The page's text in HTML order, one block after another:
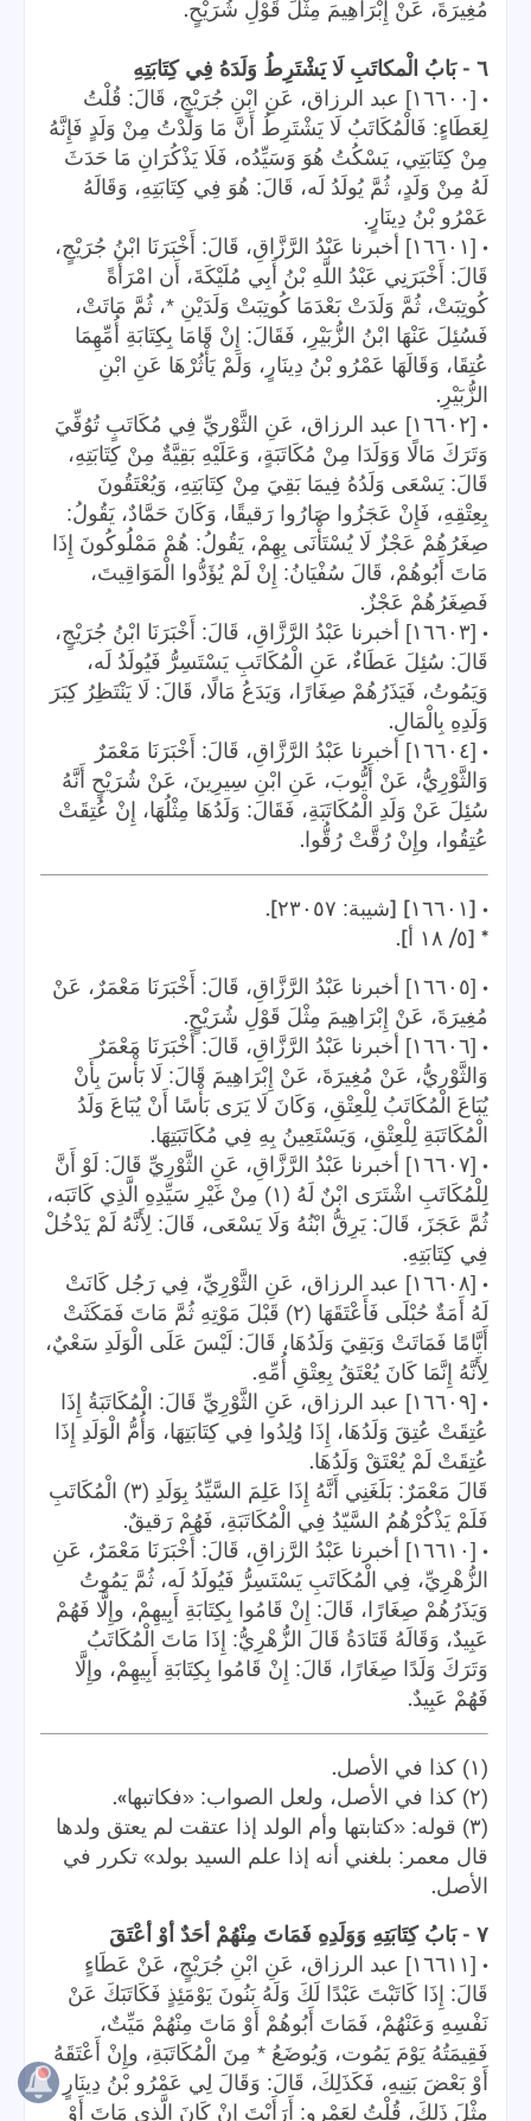
مُغِيرَةَ، عَنْ إِبْرَاهِيمَ مِثْلَ قَوْلِ شُرَيْحٍ.
٦ -بَابُ الْمكاتَبِ لَا يَشْتَرِطُ وَلَدَهُ فِي كِتَابَتِهِ
•
[١٦٦٠٠] عبد الرزاق، عَنِ ابْنِ جُرَيْجٍ، قَالَ: قُلْتُ
لِعَطَاءٍ: فَالْمُكَاتَبُ لَا يَشْتَرِطُ أَنَّ مَا وَلَدْتُ مِنْ وَلَدٍ فَإِنَّهُ
مِنْ كِتَابَتِي، يَسْكُتُ هُوَ وَسَيِّدُه، فَلَا يَذْكُرَانِ مَا حَدَثَ
لَهُ مِنْ وَلَدٍ، ثُمَّ يُولَدُ لَه، قَالَ: هُوَ فِي كِتَابَتِهِ، وَقَالَهُ
عَمْرُو بْنُ دِينَارٍ .
•
[١٦٦٠١] أخبرنا عَبْدُ الرَّزَّاقِ، قَالَ: أَخْبَرَنَا ابْنُ جُرَيْجٍ،
قَالَ: أَخْبَرَنِي عَبْدُ اللَّهِ بْنُ أَبِي مُلَيْكَةَ، أَن امْرَأَةً
كُوتِبَتْ، ثُمَّ وَلَدَتْ بَعْدَمَا كُوتِبَتْ وَلَدَيْنِ *، ثُمَّ مَاتَتْ،
فَسُئِلَ عَنْهَا ابْنُ الزُّبَيْرِ، فَقَالَ: إِنْ قَامَا بِكِتَابَةِ أُمِّهِمَا
عُتِقَا، وَقَالَهَا عَمْرُو بْنُ دِينَارٍ، وَلَمْ يَأْثُرْهَا عَنِ ابْنِ
الزُّبَيْرِ .
•
[١٦٦٠٢] عبد الرزاق، عَنِ الثَّوْريِّ فِي مُكَاتَبٍ تُوُفِّيَ
وَتَرَكَ مَالًا وَوَلَدَا مِنْ مُكَاتَبَةٍ، وَعَلَيْهِ بَقِيَّةٌ مِنْ كِتَابَتِهِ،
قَالَ: يَسْعَى وَلَدُهُ فِيمَا بَقِيَ مِنْ كِتَابَتِهِ، وَيُعْتَقُونَ
بِعِتْقِهِ، فَإِنْ عَجَزُوا صَارُوا رَقيقًا، وَكَانَ حَمَّادٌ، يَقُولُ:
صِغَرُهُمْ عَجْزٌ لَا يُسْتَأْنَى بِهِمْ، يَقُولُ: هُمْ مَمْلُوكُونَ إِذَا
مَاتَ أَبُوهُمْ، قَالَ سُفْيَانُ: إِنْ لَمْ يُؤَدُّوا الْمَوَاقِيتَ،
فَصِغَرُهُمْ عَجْزٌ .
•
[١٦٦٠٣] أخبرنا عَبْدُ الرَّزَّاقِ، قَالَ: أَخْبَرَنَا ابْنُ جُرَيْجٍ،
قَالَ: سُئِلَ عَطَاءٌ، عَنِ الْمُكَاتَبِ يَسْتَسِرُّ فَيُولَدُ لَه،
وَيَمُوتُ، فَيَذَرُهُمْ صِغَارًا، وَيَدَعُ مَالًا، قَالَ: لَا يَنْتَظِرُ كِبَرَ
وَلَدِهِ بِالْمَالِ.
•
[١٦٦٠٤] أخبرنا عَبْدُ الرَّزَّاقِ، قَالَ: أَخْبَرَنَا مَعْمَرٌ
وَالثَّوْرِيُّ، عَنْ أَيُّوبَ، عَنِ ابْنِ سِيرِينَ، عَنْ شُرَيْحٍ أَنَّهُ
سُئِلَ عَنْ وَلَدِ الْمُكَاتَبَةِ، فَقَالَ: وَلَدُهَا مِثْلُهَا، إِنْ عُتِقَتْ
عُتِقُوا، وإِنْ رُقَّتْ رُقُّوا.
• [١٦٦٠١] [شيبة: ٢٣٠٥٧
].
* [٥/ ١٨ أ].
•
[١٦٦٠٥] أخبرنا عَبْدُ الرَّزَّاقِ، قَالَ: أَخْبَرَنَا مَعْمَرٌ، عَنْ
مُغِيرَةَ، عَنْ إِبْرَاهِيمَ مِثْلَ قَوْلِ شُرَيْحٍ.
•
[١٦٦٠٦] أخبرنا عَبْدُ الرَّزَّاقِ، قَالَ: أَخْبَرَنَا مَعْمَرٌ
وَالثَّوْريُّ، عَنْ مُغِيرَةَ، عَنْ إِبْرَاهِيمَ قَالَ: لَا بَأْسَ بِأَنْ
يُبَاعَ الْمُكَاتَبُ لِلْعِتْقِ، وَكَانَ لَا يَرَى بَأْسًا أَنْ يُبَاعَ وَلَدُ
الْمُكَاتَبَةِ لِلْعِتْقِ، وَيَسْتَعِينُ بِهِ فِي مُكَاتَبَتِهَا.
•
[١٦٦٠٧] أخبرنا عَبْدُ الرَّزَّاقِ، عَنِ الثَّوْرِيِّ قَالَ: لَوْ أَنَّ
لِلْمُكَاتَبِ اشْتَرَى ابْنٌ لَهُ (١) مِنْ غَيْرِ سَيِّدِهِ الَّذِي كَاتَبَه،
ثُمَّ عَجَزَ، قَالَ: يَرِقُّ ابْنُهُ وَلَا يَسْعَى، قَالَ: لِأَنَّهُ لَمْ يَدْخُلْ
فِي كِتَابَتِهِ.
•
[١٦٦٠٨] عبد الرزاق، عَنِ الثَّوْرِيِّ، فِي رَجُل كَانَتْ
لَهُ أَمَةٌ حُبْلَى فَأَعْتَقَهَا (٢) قَبْلَ مَوْتِهِ ثُمَّ مَاتَ فَمَكَثَتْ
أَيَّامًا فَمَاتَتْ وَبَقِيَ وَلَدُهَا، قَالَ: لَيْسَ عَلَى الْوَلَدِ سَعْيٌ،
لِأَنَّهُ إِنَّمَا كَانَ يُعْتَقُ بِعِتْقِ أُمِّهِ.
•
[١٦٦٠٩] عبد الرزاق، عَنِ الثَّوْرِيِّ قَالَ: الْمُكَاتَبَةُ إِذَا
عُتِقَتْ عُتِقَ وَلَدُهَا، إِذَا وُلِدُوا فِي كِتَابَتِهَا، وَأُمُّ الْوَلَدِ إِذَا
عُتِقَتْ لَمْ يُعْتَقْ وَلَدُهَا.
قَالَ مَعْمَرٌ: بَلَغَنِي أَنَّهُ إِذَا عَلِمَ السَّيِّدُ بِوَلَدِ (٣) الْمُكَاتَبِ
فَلَمْ يَذْكُرْهُمُ السَّيّدُ فِي الْمُكَاتَبَةِ، فَهُمْ رَقيقٌ.
•
[١٦٦١٠] أخبرنا عَبْدُ الرَّزاقِ، قَالَ: أَخْبَرَنَا مَعْمَرٌ، عَنِ
الزُّهْرِيِّ، فِي الْمُكَاتَبِ يَسْتَسِرُّ فَيُولَدُ لَه، ثُمَّ يَمُوتُ
وَيَذَرُهُمْ صِغَارًا، قَالَ: إِنْ قَامُوا بِكِتَابَةِ أَبِيهِمْ، وإِلَّا فَهُمْ
عَبِيدٌ، وَقَالَهُ قَتَادَةُ قَالَ الزُّهْرِيُّ: إِذَا مَاتَ الْمُكَاتَبُ
وَتَرَكَ وَلَدًا صِغَارًا، قَالَ: إِنْ قَامُوا بِكِتَابَةِ أَبِيهِمْ، وإِلَّا
فَهُمْ عَبِيدٌ.
(١) كذا في الأصل .
(٢) كذا في الأصل، ولعل الصواب: «فكاتبها ».
(٣) قوله: «كتابتها وأم الولد إذا عتقت لم يعتق ولدها
قال معمر: بلغني أنه إذا علم السيد بولد» تكرر في
الأصل.
٧ -بَابُ كِتَابَتِهِ وَوَلَدِهِ فَمَاتَ مِنْهُمْ أحَدٌ أوْ أعْتَقَ
•
[١٦٦١١] عبد الرزاق، عَنِ ابْنِ جُرَيْجٍ، عَنْ عَطَاءٍ
قَالَ: إِذَا كَاتَبْتَ عَبْدًا لَكَ وَلَهُ بَنُونَ يَوْمَئِذٍ فَكَاتَبَكَ عَنْ
نَفْسِهِ وَعَنْهُمْ، فَمَاتَ أَبُوهُمْ أَوْ مَاتَ مِنْهُمْ مَيِّتٌ،
فَقِيمَتُهُ يَوْمَ يَمُوت، وَيُوضَعُ * مِنَ الْمُكَاتَبَةِ، وإِنْ أَعْتَقَهُ
أَوْ بَعْضَ بَنِيهِ، فَكَذَلِكَ، قَالَ: وَقَالَ لِي عَمْرُو بْنُ دِينَارٍ
مِثْلَ ذَلِكَ، قُلْتُ لِعَمْرٍو: أَرَأَيْتَ إِنْ كَانَ الَّذِي مَاتَ أَوْ